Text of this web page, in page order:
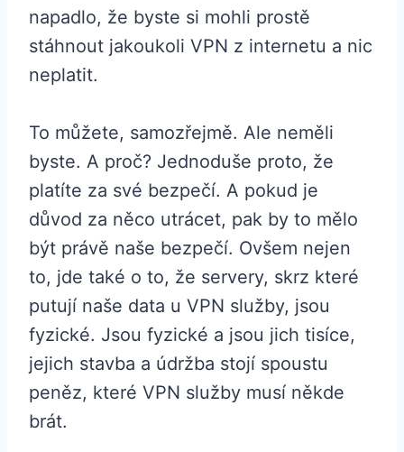
napadlo, že byste si mohli prostě
stáhnout jakoukoli VPN z internetu a nic
neplatit.
To můžete, samozřejmě. Ale neměli
byste. A proč? Jednoduše proto, že
platíte za své bezpečí. A pokud je
důvod za něco utrácet, pak by to mělo
být právě naše bezpečí. Ovšem nejen
to, jde také o to, že servery, skrz které
putují naše data u VPN služby, jsou
fyzické. Jsou fyzické a jsou jich tisíce,
jejich stavba a údržba stojí spoustu
peněz, které VPN služby musí někde
brát.